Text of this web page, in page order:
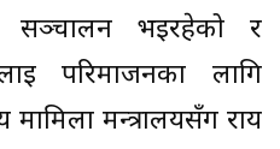
सञ्चालन भइरहेको र
परिमार्जनका लागि
मन्त्रालयसँग राय